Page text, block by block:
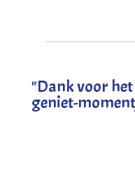
"Dank voor
geniet-